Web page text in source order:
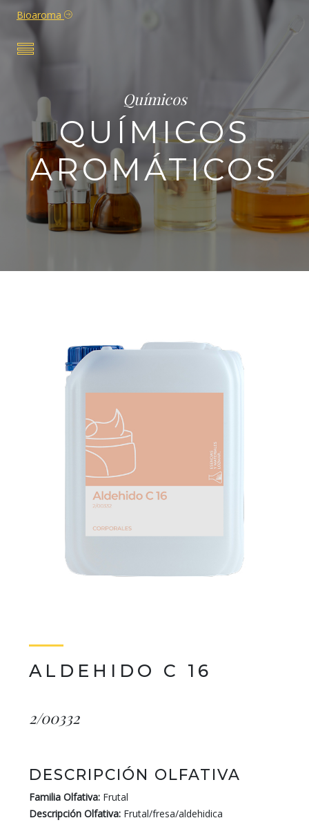
Bioaroma
Químicos
QUÍMICOS
AROMÁTICOS
ALDEHIDO C 16
2/00332
DESCRIPCIÓN OLFATIVA
Familia Olfativa: Frutal
Descripción Olfativa: Frutal/fresa/aldehidica